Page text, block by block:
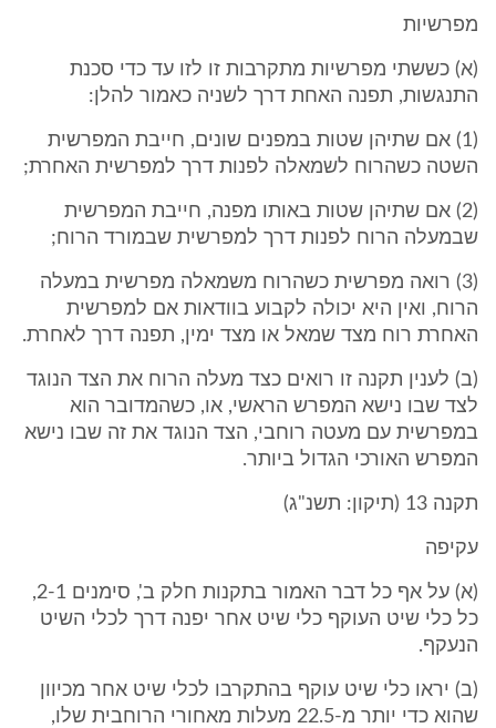
מפרשיות
(א) כששתי מפרשיות מתקרבות זו לזו עד כדי סכנת
התנגשות, תפנה האחת דרך לשניה כאמור להלן:
(1) אם שתיהן שטות במפנים שונים, חייבת המפרשית
השטה כשהרוח לשמאלה לפנות דרך למפרשית האחרת;
(2) אם שתיהן שטות באותו מפנה, חייבת המפרשית
שבמעלה הרוח לפנות דרך למפרשית שבמורד הרוח;
(3) רואה מפרשית כשהרוח משמאלה מפרשית במעלה
הרוח, ואין היא יכולה לקבוע בוודאות אם למפרשית
האחרת רוח מצד שמאל או מצד ימין, תפנה דרך לאחרת.
(ב) לענין תקנה זו רואים כצד מעלה הרוח את הצד הנוגד
לצד שבו נישא המפרש הראשי, או, כשהמדובר הוא
במפרשית עם מעטה רוחבי, הצד הנוגד את זה שבו נישא
המפרש האורכי הגדול ביותר.
תקנה 13 (תיקון: תשנ"ג)
עקיפה
(א) על אף כל דבר האמור בתקנות חלק ב', סימנים 2-1,
כל כלי שיט העוקף כלי שיט אחר יפנה דרך לכלי השיט
הנעקף.
(ב) יראו כלי שיט עוקף בהתקרבו לכלי שיט אחר מכיוון
שהוא כדי יותר מ-22.5 מעלות מאחורי הרוחבית שלו,